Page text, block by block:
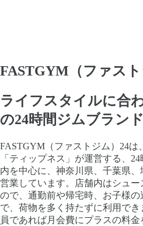
FASTGYM（ファス
ライフスタイルに合
の24時間ジムブランド
FASTGYM（ファストジム）24
「ティップネス」が運営する、
内を中心に、神奈川県、千葉県
営業しています。店舗内はシュ
ので、通勤前や帰宅時、お子様
で、荷物を多く持たずに利用で
員であれば月会費にプラスの料金